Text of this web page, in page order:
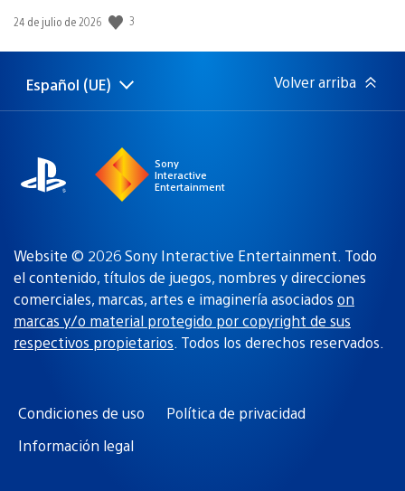
Fecha
publicación:
24 de julio de 2026 3
Selecciona
Región
Español (UE) Volver arriba
Sony
Interactive
Entertainment
Website © 2026 Sony Interactive Entertainment. Todo
el contenido, títulos de juegos, nombres y direcciones
comerciales, marcas, artes e imaginería asociados on
marcas y/o material protegido por copyright de sus
respectivos propietarios. Todos los derechos reservados.
Condiciones de uso
Política de privacidad
Información legal